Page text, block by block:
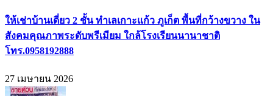
ให้เช่าบ้านเดี่ยว 2 ชั้น ทำเลเกาะแก้ว ภูเก็ต พื้นที่กว้างขวาง ใน
สังคมคุณภาพระดับพรีเมียม ใกล้โรงเรียนนานาชาติ
โทร.0958192888
27 เมษายน 2026